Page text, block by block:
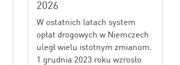
2026
W ostatnich latach system
opłat drogowych w Niemczech
uległ wielu istotnym zmianom.
1 grudnia 2023 roku wzrosło